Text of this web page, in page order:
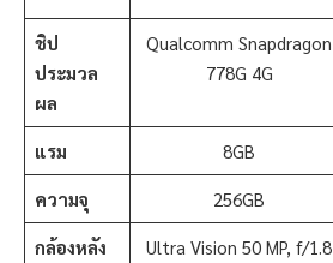
ชิป
ประมวล
ผล
Qualcomm Snapdragon
778G 4G
แรม 8GB
ความจุ 256GB
กล้องหลัง
Ultra Vision 50 MP, f/1.8